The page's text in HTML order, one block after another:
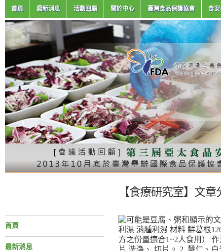
首頁 最新消息 活動回顧 關於中心 臺灣食品保護協會 食
【食療研究室】文
首頁
最新消息